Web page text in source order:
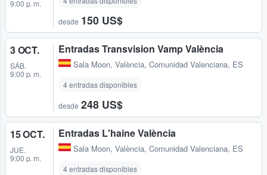
9:00 p. m.
desde 150 US$
3 OCT.
SÁB.
9:00 p. m.
Entradas Transvision Vamp València
Sala Moon, València, Comunidad Valenciana, ES
4 entradas disponibles
desde 248 US$
15 OCT.
JUE.
9:00 p. m.
Entradas L'haine València
Sala Moon, València, Comunidad Valenciana, ES
4 entradas disponibles